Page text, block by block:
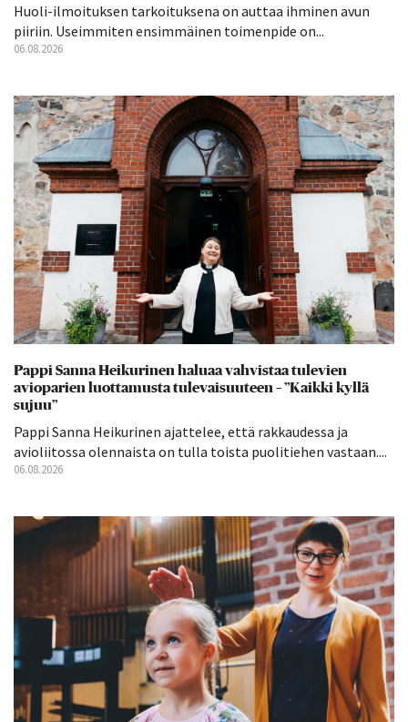
Huoli-ilmoituksen tarkoituksena on auttaa ihminen avun
piiriin. Useimmiten ensimmäinen toimenpide on...
06.08.2026
Pappi Sanna Heikurinen haluaa vahvistaa tulevien
avioparien luottamusta tulevaisuuteen – ”Kaikki kyllä
sujuu”
Pappi Sanna Heikurinen ajattelee, että rakkaudessa ja
avioliitossa olennaista on tulla toista puolitiehen vastaan....
06.08.2026